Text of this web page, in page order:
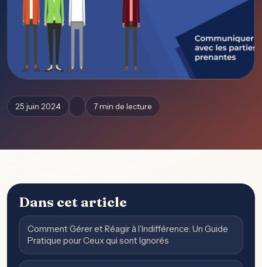
25 juin 2024 7 min de lecture
Dans cet article
Comment Gérer et Réagir à l’Indifférence: Un Guide
Pratique pour Ceux qui sont Ignorés